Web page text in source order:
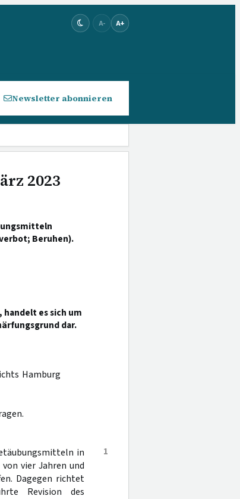
A- A+
Newsletter abonnieren
2023
Beruhen).
es sich um
dar.
Hamburg
1
in
vier Jahren und
Dagegen richtet
Revision des